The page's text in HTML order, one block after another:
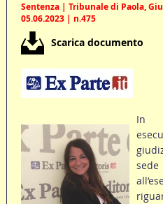
Sentenza | Tribunale di Paola,
05.06.2023 | n.475
Scarica documento
In